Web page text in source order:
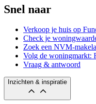
Snel naar
Verkoop je huis op
Check je
Zoek een NVM-
Volg de woningmarkt:
Vraag & antwoord
Inzichten & inspiratie